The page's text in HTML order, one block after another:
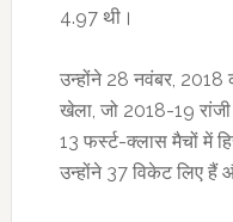
4.97 थी।
उन्होंने 28 नवंबर, 2018
खेला, जो 2018-19
13 फर्स्ट-क्लास मैचों में
उन्होंने 37 विकेट लिए हैं